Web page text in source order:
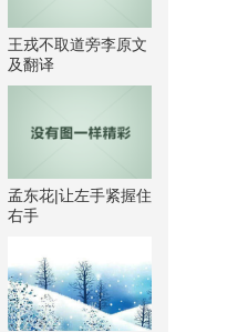
王戎不取道旁李原文
及翻译
孟东花|让左手紧握住
右手